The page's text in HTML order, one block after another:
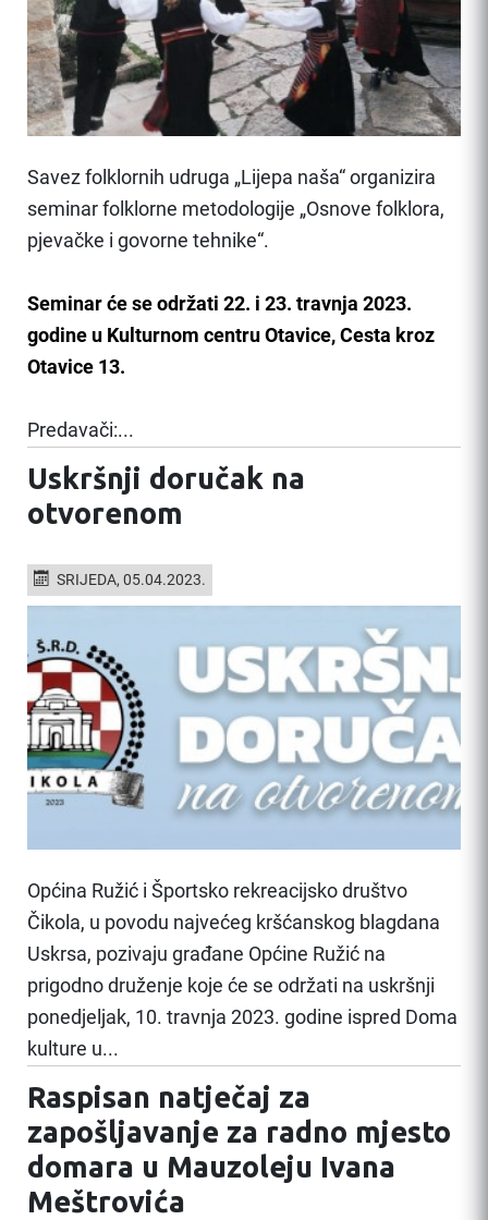
Savez folklornih udruga „Lijepa naša“ organizira
seminar folklorne metodologije „Osnove folklora,
pjevačke i govorne tehnike“.
Seminar će se održati 22. i 23. travnja 2023.
godine u Kulturnom centru Otavice, Cesta kroz
Otavice 13.
Predavači:...
Uskršnji doručak na
otvorenom
SRIJEDA, 05.04.2023.
Općina Ružić i Športsko rekreacijsko društvo
Čikola, u povodu najvećeg kršćanskog blagdana
Uskrsa, pozivaju građane Općine Ružić na
prigodno druženje koje će se održati na uskršnji
ponedjeljak, 10. travnja 2023. godine ispred Doma
kulture u...
Raspisan natječaj za
zapošljavanje za radno mjesto
domara u Mauzoleju Ivana
Meštrovića